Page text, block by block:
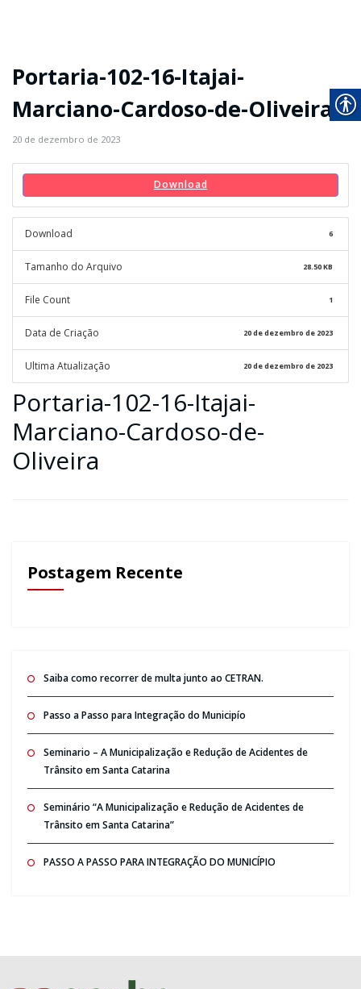
Portaria-102-16-Itajai-
Marciano-Cardoso-de-Oliveira
20 de dezembro de 2023
Download
Download 6
Tamanho do Arquivo 28.50 KB
File Count 1
Data de Criação 20 de dezembro de 2023
Ultima Atualização 20 de dezembro de 2023
Portaria-102-16-Itajai-
Marciano-Cardoso-de-
Oliveira
Postagem Recente
Saiba como recorrer de multa junto ao CETRAN.
Passo a Passo para Integração do Municipío
Seminario – A Municipalização e Redução de Acidentes de
Trânsito em Santa Catarina
Seminário “A Municipalização e Redução de Acidentes de
Trânsito em Santa Catarina”
PASSO A PASSO PARA INTEGRAÇÃO DO MUNICÍPIO